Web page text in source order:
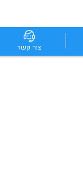
צור קשר